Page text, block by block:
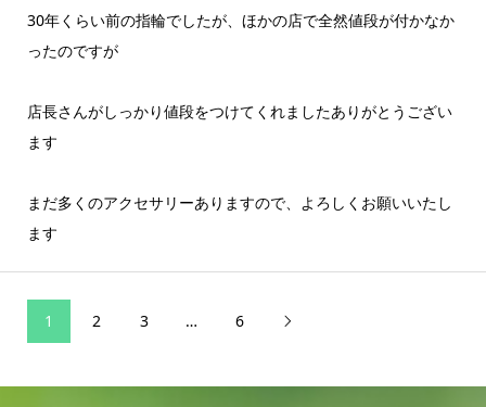
30年くらい前の指輪でしたが、ほかの店で全然値段が付かなか
ったのですが
店長さんがしっかり値段をつけてくれましたありがとうござい
ます
まだ多くのアクセサリーありますので、よろしくお願いいたし
ます
1 2 3 … 6 